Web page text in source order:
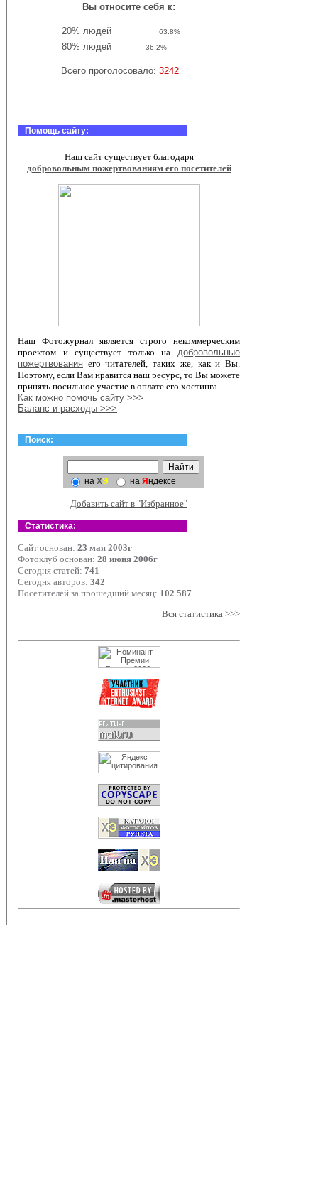
Вы относите себя к:
20% людей 63.8%
80% людей 36.2%
Всего проголосовало: 3242
Помощь сайту:
Наш сайт существует благодаря
добровольным пожертвованиям его посетителей
Наш Фотожурнал является строго некоммерческим
проектом и существует только на добровольные
пожертвования его читателей, таких же, как и Вы.
Поэтому, если Вам нравится наш ресурс, то Вы можете
принять посильное участие в оплате его хостинга.
Как можно помочь сайту >>>
Баланс и расходы >>>
Поиск:
на ХЭ на Яндексе
Добавить сайт в "Избранное"
Статистика:
Сайт основан: 23 мая 2003г
Фотоклуб основан: 28 июня 2006г
Сегодня статей: 741
Сегодня авторов: 342
Посетителей за прошедший месяц: 102 587
Вся статистика >>>